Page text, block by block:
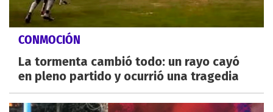
CONMOCIÓN
La tormenta cambió todo: un rayo cayó
en pleno partido y ocurrió una tragedia